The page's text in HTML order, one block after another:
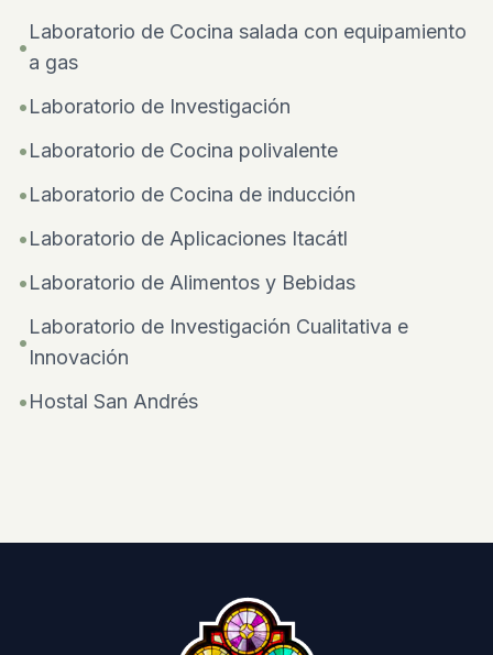
•
Laboratorio de Cocina salada con equipamiento
a gas
•Laboratorio de Investigación
•Laboratorio de Cocina polivalente
•Laboratorio de Cocina de inducción
•Laboratorio de Aplicaciones Itacátl
•Laboratorio de Alimentos y Bebidas
•
Laboratorio de Investigación Cualitativa e
Innovación
•Hostal San Andrés